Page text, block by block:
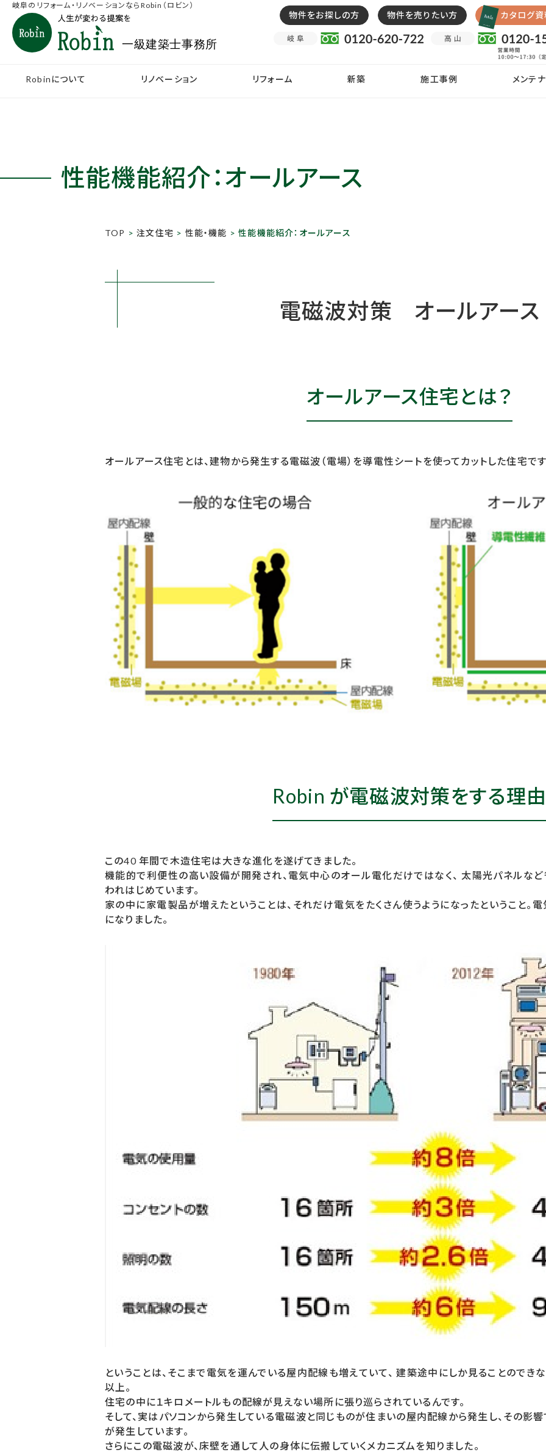
岐阜のリフォーム・リノベーションならRobin（ロビン）
物件をお探しの方 物件を売りたい方 カタログ
Robinについて リノベーション リフォーム 新築 施工事例 メンテ
性能機能紹介：オールアース
TOP >注文住宅 > 性能・機能 > 性能機能紹介：オールアース
電磁波対策 オールアース
オールアース住宅とは？
オールアース住宅とは、建物から発生する電磁波（電場）を導電性シートを使ってカットした住宅です
Robin が電磁波対策をする理
この40 年間で木造住宅は大きな進化を遂げてきました。
機能的で利便性の高い設備が開発され、電気中心のオール電化だけではなく、 太陽光パネルな
われはじめています。
家の中に家電製品が増えたということは、それだけ電気をたくさん使うようになったということ。
になりました。
ということは、そこまで電気を運んでいる屋内配線も増えていて、 建築途中にしか見ることので
以上。
住宅の中に１キロメートルもの配線が見えない場所に張り巡らされているんです。
そして、実はパソコンから発生している電磁波と同じものが住まいの屋内配線から発生し、その影
が発生しています。
さらにこの電磁波が、床壁を通して人の身体に伝搬していくメカニズムを知りました。